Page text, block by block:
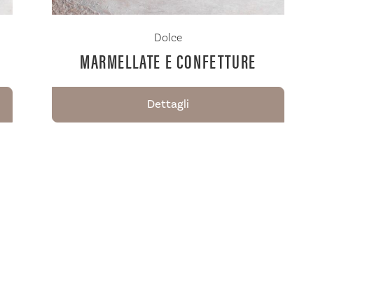
Dolce
MARMELLATE E CONFETTURE
Dettagli